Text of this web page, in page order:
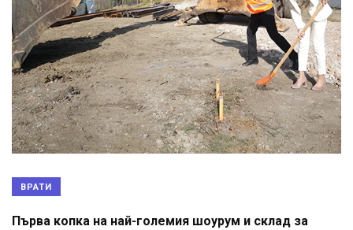
ВРАТИ
Първа копка на най-големия шоурум и склад за